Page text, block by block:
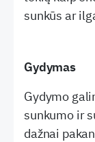
sunkūs ar
Gydymas
Gydymo
sunkumo ir
dažnai